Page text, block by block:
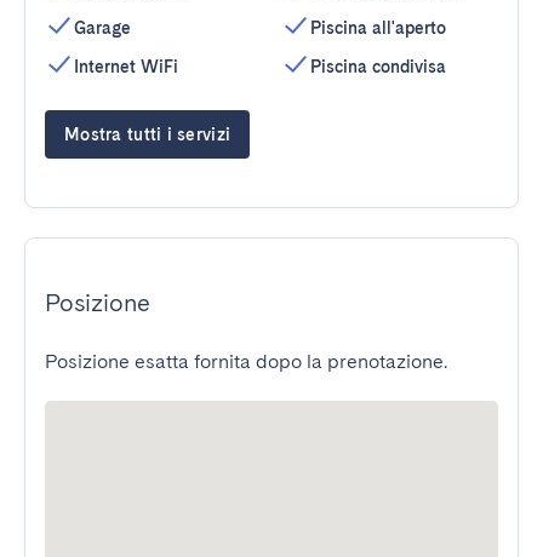
Garage
Internet WiFi
Piscina all'aperto
Piscina condivisa
Mostra tutti i servizi
Posizione
Posizione esatta fornita dopo la prenotazione.